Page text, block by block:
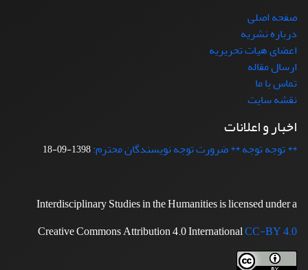
صفحه اصلی
درباره نشریه
اعضای هیات تحریریه
ارسال مقاله
تماس با ما
نقشه سایت
اخبار و اعلانات
** توجه توجه ** ضرورت توجه نویسندگان محترم:1398-09-18
Interdisciplinary Studies in the Humanities is licensed under a
Creative Commons Attribution 4.0 InternationalCC-BY 4.0